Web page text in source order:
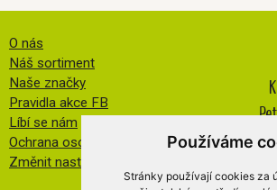
Používáme
Stránky používají cookies za
O nás
Náš sortiment
Naše značky
Pravidla akce FB
Líbí se nám
Ochrana osobních údajů
Změnit nastavení cookies